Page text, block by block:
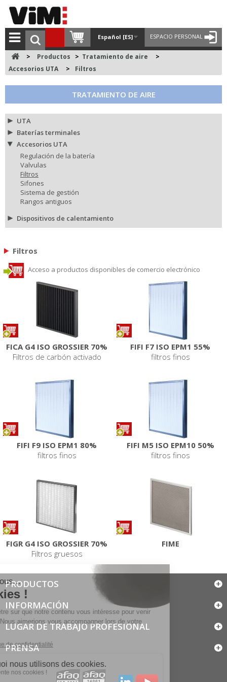
ESPACIO PERSONAL
Español [ES]
> Productos > Tratamiento de aire
>
Accesorios UTA
> Filtros
TRATAMIENTO DE AIRE
UTA
Baterías terminales
Accesorios UTA
Regulación de la batería
Valvulas
Filtros
Sifones
Sistema de gestión
Rangos antiguos
Dispositivos de calentamiento
Filtros
Acceso a productos disponibles de comercio electrónico
FICA G4 ISO GROSSIER 70%
Filtros de carbón activado
FIFI F7 ISO EPM1 55%
filtros finos
FIFI F9 ISO EPM1 80%
filtros finos
FIFI M5 ISO EPM10 50%
filtros finos
FIGR G4 ISO GROSSIER 70%
Filtros gruesos
FIME
PRODUCTOS
INFORMACIÓN
LUGAR DE TRABAJO PROFESIONAL
PRENSA